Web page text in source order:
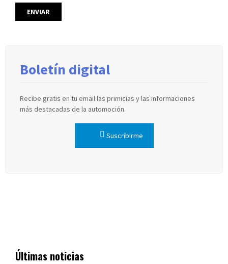
Boletín digital
Recibe gratis en tu email las primicias y las informaciones
más destacadas de la automoción.
Suscribirme
Últimas noticias